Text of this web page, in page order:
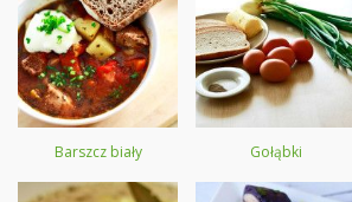
Barszcz biały Gołąbki